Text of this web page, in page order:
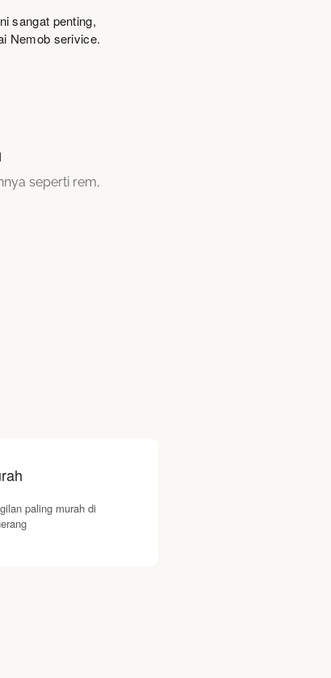
sangat penting,
Nemob serivice.
seperti rem,
paling murah di